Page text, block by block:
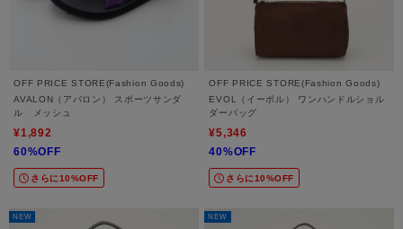
OFF PRICE STORE(Fashion Goods)
AVALON（アバロン） スポーツサンダ
ル メッシュ
¥1,892
60%OFF
さらに10%OFF
OFF PRICE STORE(Fashion Goods)
EVOL（イーボル） ワンハンドルショル
ダーバッグ
¥5,346
40%OFF
さらに10%OFF
NEW NEW